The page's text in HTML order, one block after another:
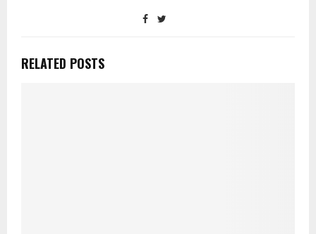
RELATED POSTS